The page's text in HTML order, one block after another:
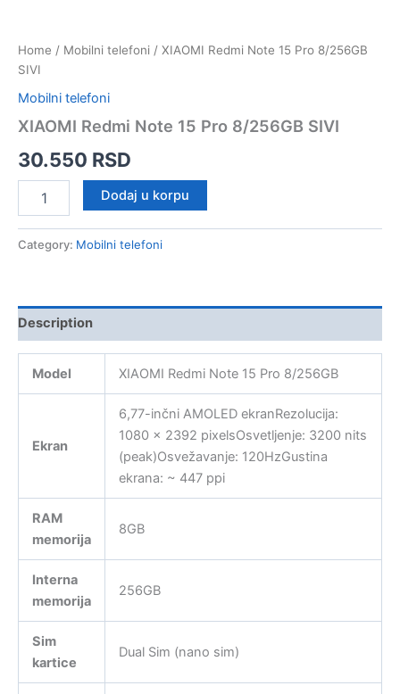
Home / Mobilni telefoni / XIAOMI Redmi Note 15 Pro 8/256GB
SIVI
Mobilni telefoni
XIAOMI Redmi Note 15 Pro 8/256GB SIVI
30.550 RSD
Redmi
15
quantity
Dodaj u korpu
Category: Mobilni telefoni
Description
Model XIAOMI Redmi Note 15 Pro 8/256GB
Ekran
6,77-inčni AMOLED ekranRezolucija:
1080 x 2392 pixelsOsvetljenje: 3200 nits
(peak)Osvežavanje: 120HzGustina
ekrana: ~ 447 ppi
RAM
memorija
8GB
Interna
memorija
256GB
Sim
kartice
Dual Sim (nano sim)